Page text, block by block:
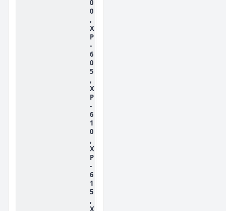
0
0
,
X
P
-
6
0
5
,
X
P
-
6
1
0
,
X
P
-
6
1
5
,
X